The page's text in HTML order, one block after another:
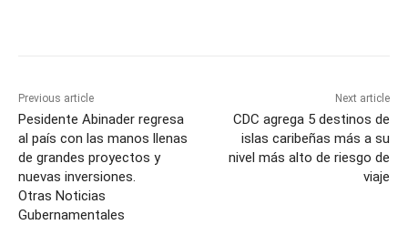
Previous article
Pesidente Abinader regresa
al país con las manos llenas
de grandes proyectos y
nuevas inversiones.
Otras Noticias
Gubernamentales
Next article
CDC agrega 5 destinos de
islas caribeñas más a su
nivel más alto de riesgo de
viaje